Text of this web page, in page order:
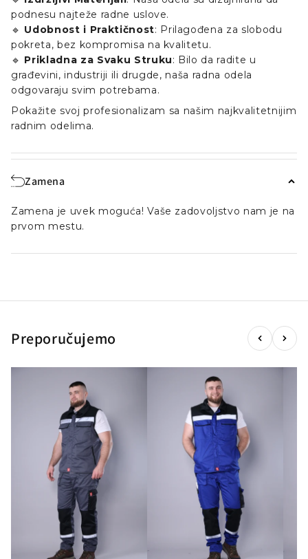
podnesu najteže radne uslove.
🔹 Udobnost i Praktičnost: Prilagođena za slobodu
pokreta, bez kompromisa na kvalitetu.
🔹 Prikladna za Svaku Struku: Bilo da radite u
građevini, industriji ili drugde, naša radna odela
odgovaraju svim potrebama.
Pokažite svoj profesionalizam sa našim najkvalitetnijim
radnim odelima.
Zamena
Zamena je uvek moguća! Vaše zadovoljstvo nam je na
prvom mestu.
Preporučujemo